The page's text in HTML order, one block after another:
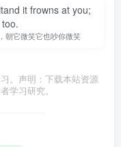
it frowns at you;
朝它微笑它也吵你微笑
。声明：下载本站资源
学习研究。